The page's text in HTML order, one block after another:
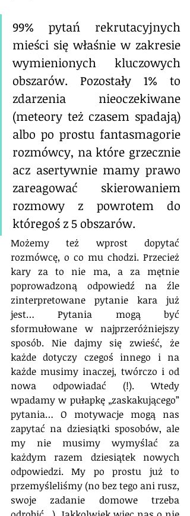
99% pytań rekrutacyjnych
mieści się właśnie w zakresie
wymienionych kluczowych
obszarów. Pozostały 1% to
zdarzenia nieoczekiwane
(meteory też czasem spadają)
albo po prostu fantasmagorie
rozmówcy, na które grzecznie
acz asertywnie mamy prawo
zareagować skierowaniem
rozmowy z powrotem do
któregoś z 5 obszarów.
Możemy też wprost dopytać
rozmówcę, o co mu chodzi. Przecież
kary za to nie ma, a za mętnie
poprowadzoną odpowiedź na źle
zinterpretowane pytanie kara już
jest… Pytania mogą być
sformułowane w najprzeróżniejszy
sposób. Nie dajmy się zwieść, że
każde dotyczy czegoś innego i na
każde musimy inaczej, twórczo i od
nowa odpowiadać (!). Wtedy
wpadamy w pułapkę „zaskakującego”
pytania… O motywacje mogą nas
zapytać na dziesiątki sposobów, ale
my nie musimy wymyślać za
każdym razem dziesiątek nowych
odpowiedzi. My po prostu już to
przemyśleliśmy (no bez tego ani rusz,
swoje zadanie domowe trzeba